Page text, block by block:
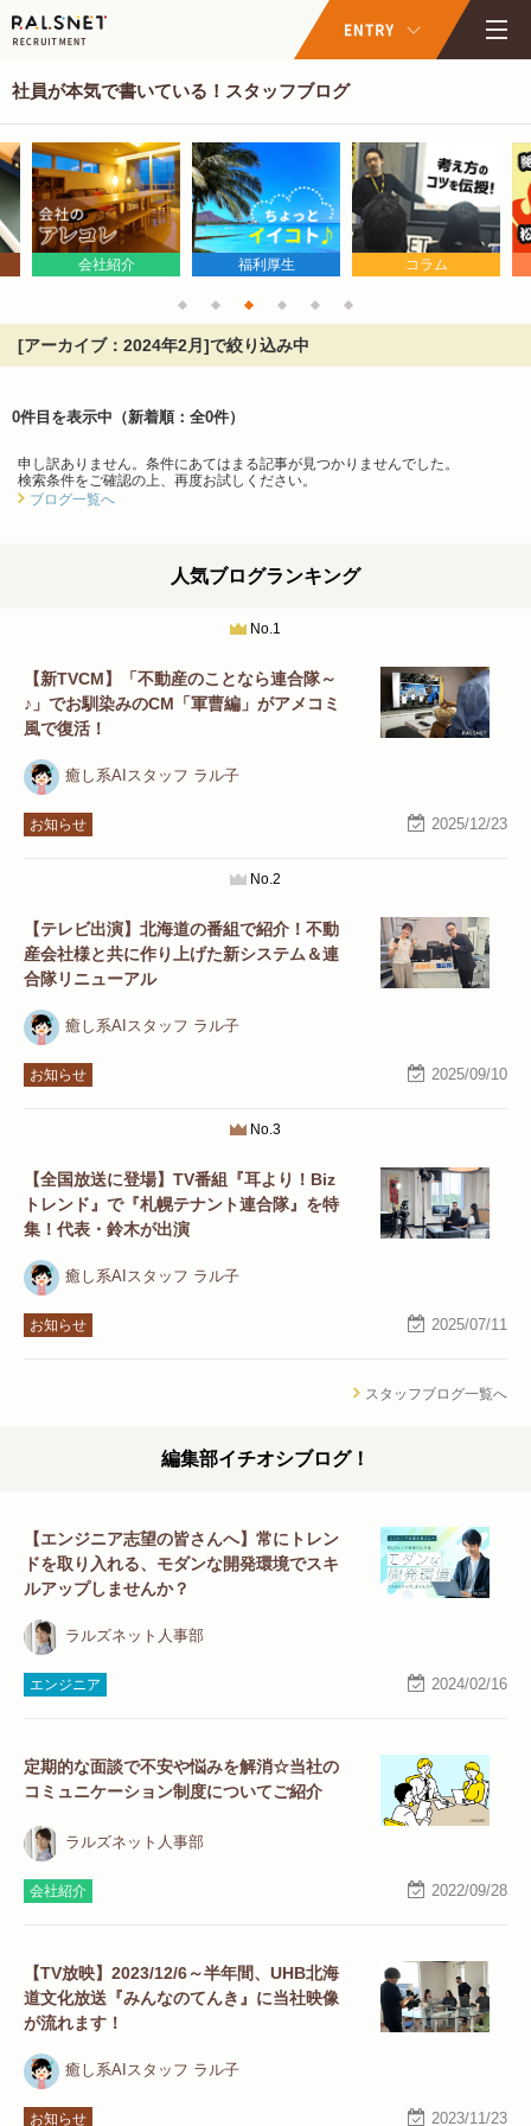
社員が本気で書いている！スタッフブログ
会社紹介 福利厚生 コラム
[アーカイブ：2024年2月]で絞り込み中
0件目を表示中 （新着順：全0件）
申し訳ありません。条件にあてはまる記事が見つかりませんでした。
検索条件をご確認の上、再度お試しください。
ブログ一覧へ
人気ブログランキング
No.1
【新TVCM】「不動産のことなら連合隊～
♪」でお馴染みのCM「軍曹編」がアメコミ
風で復活！
癒し系AIスタッフ ラル子
お知らせ 2025/12/23
No.2
【テレビ出演】北海道の番組で紹介！不動
産会社様と共に作り上げた新システム＆連
合隊リニューアル
癒し系AIスタッフ ラル子
お知らせ 2025/09/10
No.3
【全国放送に登場】TV番組『耳より！Biz
トレンド』で『札幌テナント連合隊』を特
集！代表・鈴木が出演
癒し系AIスタッフ ラル子
お知らせ 2025/07/11
スタッフブログ一覧へ
編集部イチオシブログ！
【エンジニア志望の皆さんへ】常にトレン
ドを取り入れる、モダンな開発環境でスキ
ルアップしませんか？
ラルズネット人事部
エンジニア 2024/02/16
定期的な面談で不安や悩みを解消☆当社の
コミュニケーション制度についてご紹介
ラルズネット人事部
会社紹介 2022/09/28
【TV放映】2023/12/6～半年間、UHB北海
道文化放送『みんなのてんき』に当社映像
が流れます！
癒し系AIスタッフ ラル子
お知らせ 2023/11/23